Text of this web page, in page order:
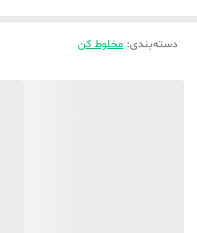
دسته‌بندی: مخلوط کن